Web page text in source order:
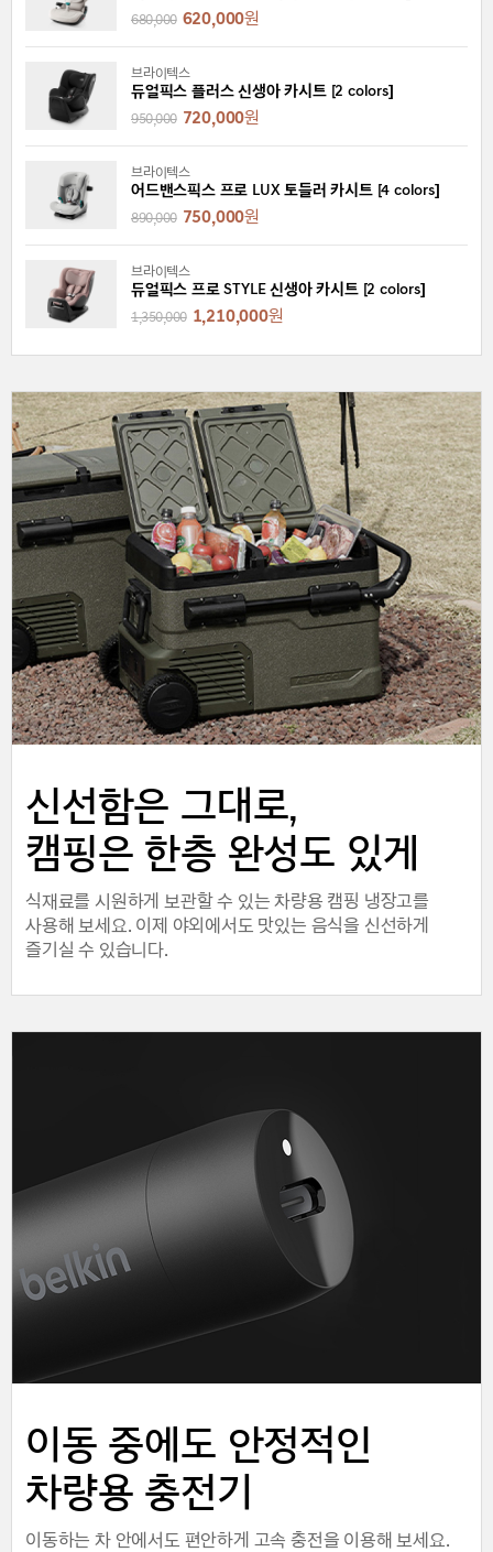
680,000 620,000원
브라이텍스
듀얼픽스 플러스 신생아 카시트 [2 colors]
950,000 720,000원
브라이텍스
어드밴스픽스 프로 LUX 토들러 카시트 [4 colors]
890,000 750,000원
브라이텍스
듀얼픽스 프로 STYLE 신생아 카시트 [2 colors]
1,350,000 1,210,000원
신선함은 그대로,
캠핑은 한층 완성도 있게
식재료를 시원하게 보관할 수 있는 차량용 캠핑 냉장고를
사용해 보세요. 이제 야외에서도 맛있는 음식을 신선하게
즐기실 수 있습니다.
이동 중에도 안정적인
차량용 충전기
이동하는 차 안에서도 편안하게 고속 충전을 이용해 보세요.